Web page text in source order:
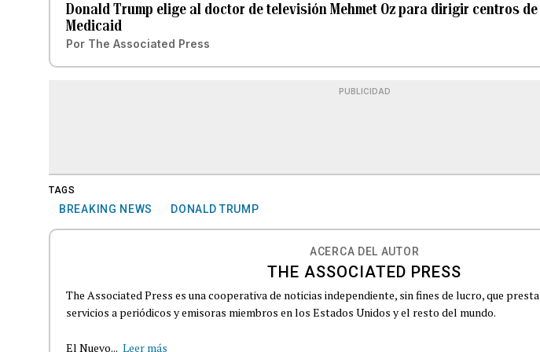
Donald Trump elige al doctor de televisión Mehmet Oz para dirigir centros
Medicaid
Por The Associated Press
PUBLICIDAD
TAGS
BREAKING NEWS DONALD TRUMP
ACERCA DEL AUTOR
THE ASSOCIATED PRESS
The Associated Press es una cooperativa de noticias independiente, sin fines de lucro, que presta
servicios a periódicos y emisoras miembros en los Estados Unidos y el resto del mundo.
El Nuevo... Leer más